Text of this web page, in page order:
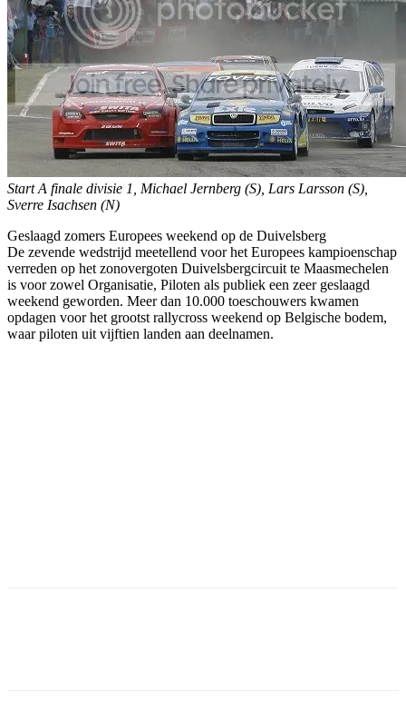
Start A finale divisie 1, Michael Jernberg (S), Lars Larsson (S),
Sverre Isachsen (N)
Geslaagd zomers Europees weekend op de Duivelsberg
De zevende wedstrijd meetellend voor het Europees kampioenschap
verreden op het zonovergoten Duivelsbergcircuit te Maasmechelen
is voor zowel Organisatie, Piloten als publiek een zeer geslaagd
weekend geworden. Meer dan 10.000 toeschouwers kwamen
opdagen voor het grootst rallycross weekend op Belgische bodem,
waar piloten uit vijftien landen aan deelnamen.